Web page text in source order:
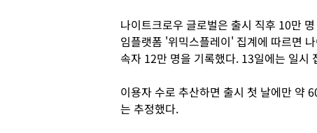
나이트크로우 글로벌은 출시 직후 10만
임플랫폼 '위믹스플레이' 집계에 따르면
속자 12만 명을 기록했다. 13일에는 일시
이용자 수로 추산하면 출시 첫 날에만 약
는 추정했다.